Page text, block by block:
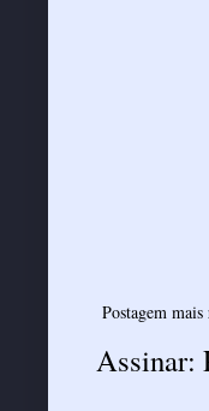
Postagem mais
Assinar: